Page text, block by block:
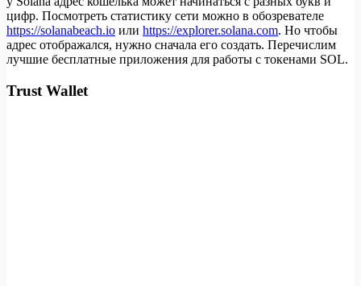
цифр. Посмотреть статистику сети можно в обозревателе
https://solanabeach.io или https://explorer.solana.com. Но чтобы
адрес отображался, нужно сначала его создать. Перечислим
лучшие бесплатные приложения для работы с токенами SOL.
Trust Wallet